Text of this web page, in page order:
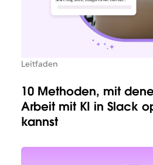
Leitfaden
10 Methoden, mit
Arbeit mit KI in Slack
kannst